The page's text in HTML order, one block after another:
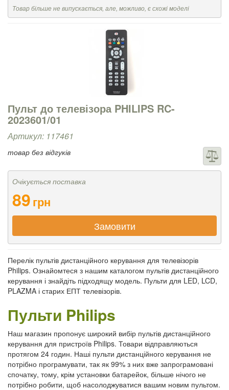
Товар більше не випускається, але, можливо, є схожі моделі
Пульт до телевізора PHILIPS RC-
2023601/01
Артикул: 117461
товар без відгуків
Очікується поставка
89грн
Замовити
Перелік пультів дистанційного керування для телевізорів
Philips. Ознайомтеся з нашим каталогом пультів дистанційного
керування і знайдіть підходящу модель. Пульти для LED, LCD,
PLAZMA і старих ЕПТ телевізорів.
Пульти Philips
Наш магазин пропонує широкий вибір пультів дистанційного
керування для пристроїв Philips. Товари відправляються
протягом 24 годин. Наші пульти дистанційного керування не
потрібно програмувати, так як 99% з них вже запрограмовані
спочатку, тому, крім установки батарейок, більше нічого не
потрібно робити, щоб насолоджуватися вашим новим пультом.